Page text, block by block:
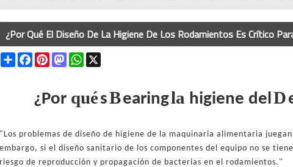
¿Por Qué El Diseño De La Higiene De Los Rodamientos Es Crítico
ShareFacebookPinterestMastodonWhatsApp
¿Por quésBearingla higiene delD
"Los problemas de diseño de higiene de la maquinaria alimentaria
embargo, si el diseño sanitario de los componentes del equipo no se
riesgo de reproducción y propagación de bacterias en el rodamientos."